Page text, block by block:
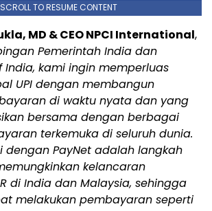
SCROLL TO RESUME CONTENT
MD & CEO NPCI International,
Pemerintah India dan
India, kami ingin memperluas
UPI dengan membangun
di waktu nyata dan yang
bersama dengan berbagai
terkemuka di seluruh dunia.
dengan PayNet adalah langkah
kelancaran
di India dan Malaysia, sehingga
melakukan pembayaran seperti